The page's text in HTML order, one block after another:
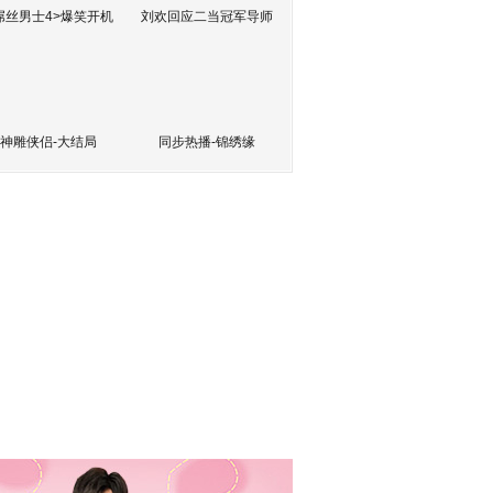
丝男士4>爆笑开机 刘欢回应二当冠军导师
神雕侠侣-大结局 同步热播-锦绣缘